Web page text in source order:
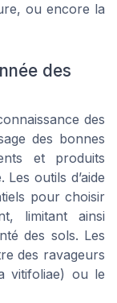
ou encore la
des
des
des bonnes
et produits
outils d’aide
pour choisir
limitant ainsi
des sols. Les
des ravageurs
vitifoliae) ou le